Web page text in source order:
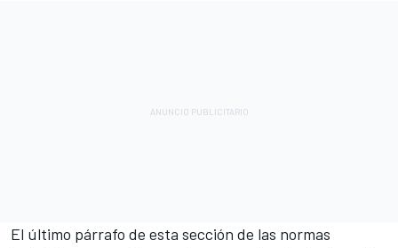
El último párrafo de esta sección de las normas